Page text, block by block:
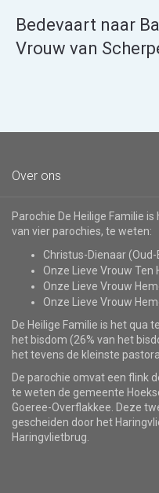
Bedevaart naar
Vrouw van
Over ons
Parochie De Heilige Familie
van vier parochies, te weten:
Christus-Dienaar
Onze Lieve Vrouw
Onze Lieve Vrouw
Onze Lieve Vrouw
De Heilige Familie is het qua
het bisdom (26% van het
het tevens de kleinste
De parochie omvat een flink
te weten de gemeente
Goeree-Overflakkee. Deze
gescheiden door het
Haringvlietbrug.